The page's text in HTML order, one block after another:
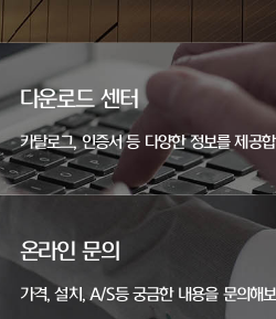
다운로드 센터
카탈로그, 인증서 등 다양한 정보를 제공
온라인 문의
가격, 설치, A/S등 궁금한 내용을 문의해